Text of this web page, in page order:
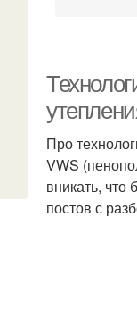
Про
VWS
вникать,
постов с